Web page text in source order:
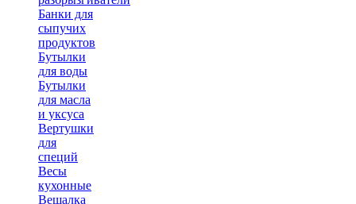
Банки для
сыпучих
продуктов
Бутылки
для воды
Бутылки
для масла
и уксуса
Вертушки
для
специй
Весы
кухонные
Вешалка